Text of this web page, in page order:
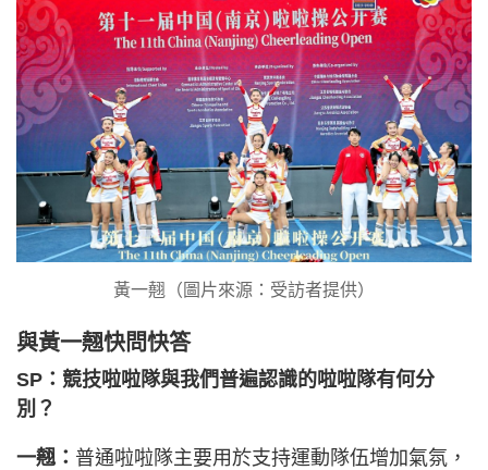
黃一翹（圖片來源：受訪者提供）
與黃一翹快問快答
SP：競技啦啦隊與我們普遍認識的啦啦隊有何分
別？
一翹： 普通啦啦隊主要用於支持運動隊伍增加氣氛，